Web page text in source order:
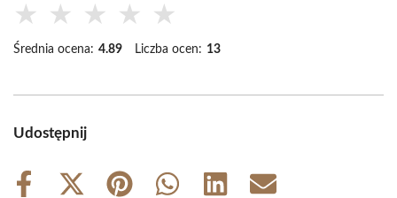
★ ★ ★ ★ ★
Średnia ocena: 4.89 Liczba ocen: 13
Udostępnij
Share
Share
Share
Share
Share
Share